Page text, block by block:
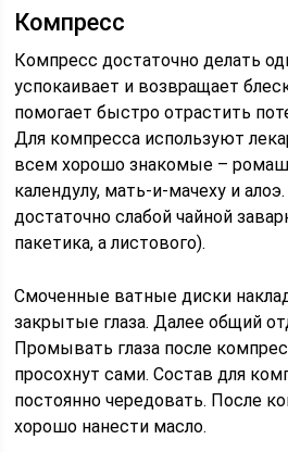
Компресс
Компресс достаточно делать
успокаивает и возвращает
помогает быстро отрастить
Для компресса используют
всем хорошо знакомые –
календулу, мать-и-мачеху и
достаточно слабой чайной
пакетика, а листового).
Смоченные ватные диски
закрытые глаза. Далее общий
Промывать глаза после
просохнут сами. Состав для
постоянно чередовать. После
хорошо нанести масло.